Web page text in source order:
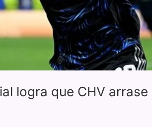
logra que CHV arrase